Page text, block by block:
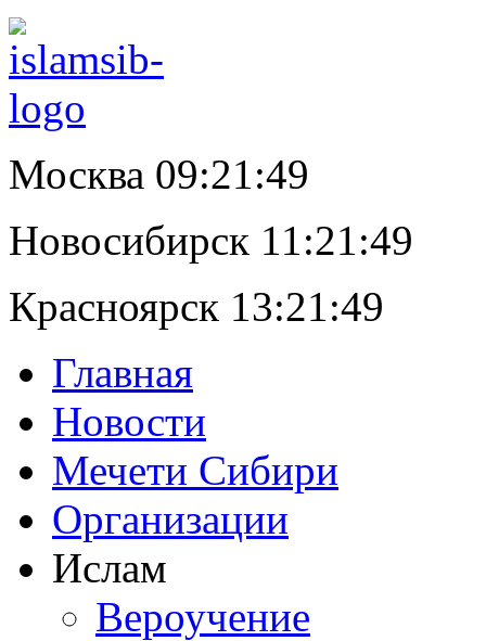
Москва 09:21:50
Новосибирск 11:21:50
Красноярск 13:21:50
Главная
Новости
Мечети Сибири
Организации
Ислам
Вероучение